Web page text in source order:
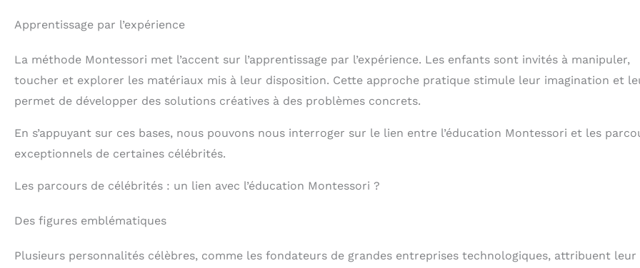
Apprentissage par l’expérience
La méthode Montessori met l’accent sur l’apprentissage par l’expérience. Les enfants sont invités à manipuler,
toucher et explorer les matériaux mis à leur disposition. Cette approche pratique stimule leur imagination et
permet de développer des solutions créatives à des problèmes concrets.
En s’appuyant sur ces bases, nous pouvons nous interroger sur le lien entre l’éducation Montessori et les
exceptionnels de certaines célébrités.
Les parcours de célébrités : un lien avec l’éducation Montessori ?
Des figures emblématiques
Plusieurs personnalités célèbres, comme les fondateurs de grandes entreprises technologiques, attribuent leur